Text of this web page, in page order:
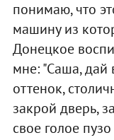
понимаю, что
машину из
Донецкое
мне: "Саша, дай
оттенок,
закрой дверь,
свое голое